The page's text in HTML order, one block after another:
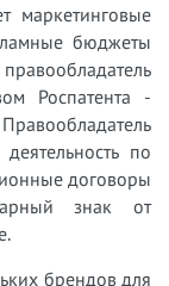
маркетинговые
бюджеты
Роспатента -
по
договоры
знак от
брендов для